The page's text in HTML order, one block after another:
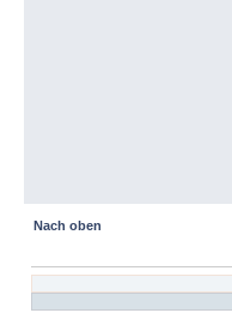
Nach oben